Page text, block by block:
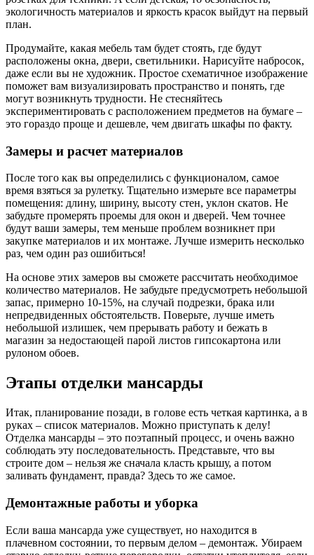
экологичность материалов и яркость красок выйдут на первый
план.
Продумайте, какая мебель там будет стоять, где будут
расположены окна, двери, светильники. Нарисуйте набросок,
даже если вы не художник. Простое схематичное изображение
поможет вам визуализировать пространство и понять, где
могут возникнуть трудности. Не стесняйтесь
экспериментировать с расположением предметов на бумаге –
это гораздо проще и дешевле, чем двигать шкафы по факту.
Замеры и расчет материалов
После того как вы определились с функционалом, самое
время взяться за рулетку. Тщательно измерьте все параметры
помещения: длину, ширину, высоту стен, уклон скатов. Не
забудьте промерять проемы для окон и дверей. Чем точнее
будут ваши замеры, тем меньше проблем возникнет при
закупке материалов и их монтаже. Лучше измерить несколько
раз, чем один раз ошибиться!
На основе этих замеров вы сможете рассчитать необходимое
количество материалов. Не забудьте предусмотреть небольшой
запас, примерно 10-15%, на случай подрезки, брака или
непредвиденных обстоятельств. Поверьте, лучше иметь
небольшой излишек, чем прерывать работу и бежать в
магазин за недостающей парой листов гипсокартона или
рулоном обоев.
Этапы отделки мансарды
Итак, планирование позади, в голове есть четкая картинка, а в
руках – список материалов. Можно приступать к делу!
Отделка мансарды – это поэтапный процесс, и очень важно
соблюдать эту последовательность. Представьте, что вы
строите дом – нельзя же сначала класть крышу, а потом
заливать фундамент, правда? Здесь то же самое.
Демонтажные работы и уборка
Если ваша мансарда уже существует, но находится в
плачевном состоянии, то первым делом – демонтаж. Убираем